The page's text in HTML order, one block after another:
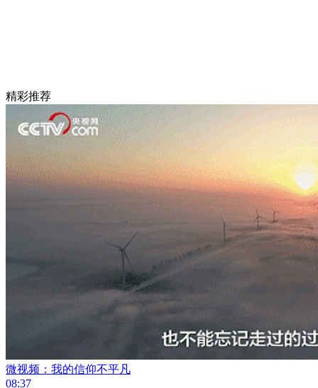
精彩推荐
微视频：我的信仰不平凡
08:37